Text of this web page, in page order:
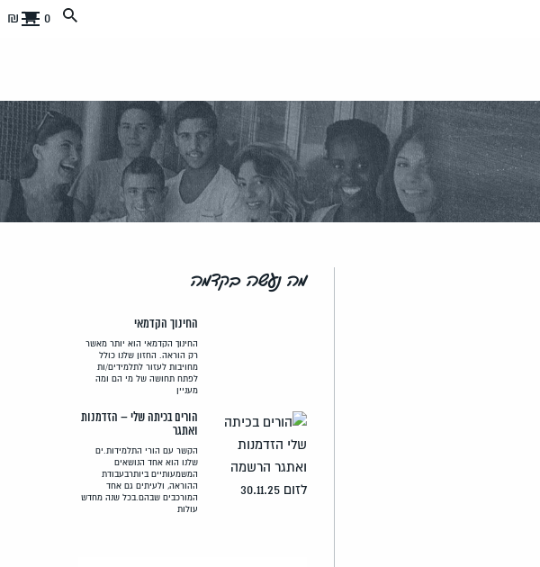
0 ₪
מה נעשה בקדמה
החינוך הקדמאי
החינוך הקדמאי הוא יותר מאשר
רק הוראה. החזון שלנו כולל
מחויבות לעזור לתלמידים/ות
לפתח תחושה של מי הם ומה
מעניין
הורים בכיתה שלי – הזדמנות
ואתגר
הקשר עם הורי התלמידות.ים
שלנו הוא אחד הנושאים
המשמעותיים ביותרבעבודת
ההוראה, ולעיתים גם אחד
המורכבים שבהם.בכל שנה מחדש
עולות